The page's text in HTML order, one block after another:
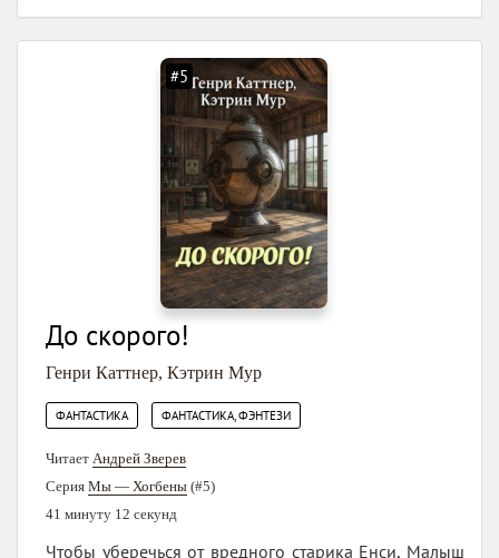
#5
До скорого!
Генри Каттнер, Кэтрин Мур
ФАНТАСТИКА ФАНТАСТИКА, ФЭНТЕЗИ
Читает Андрей Зверев
Серия Мы — Хогбены (#5)
41 минуту 12 секунд
Чтобы уберечься от вредного старика Енси, Малыш